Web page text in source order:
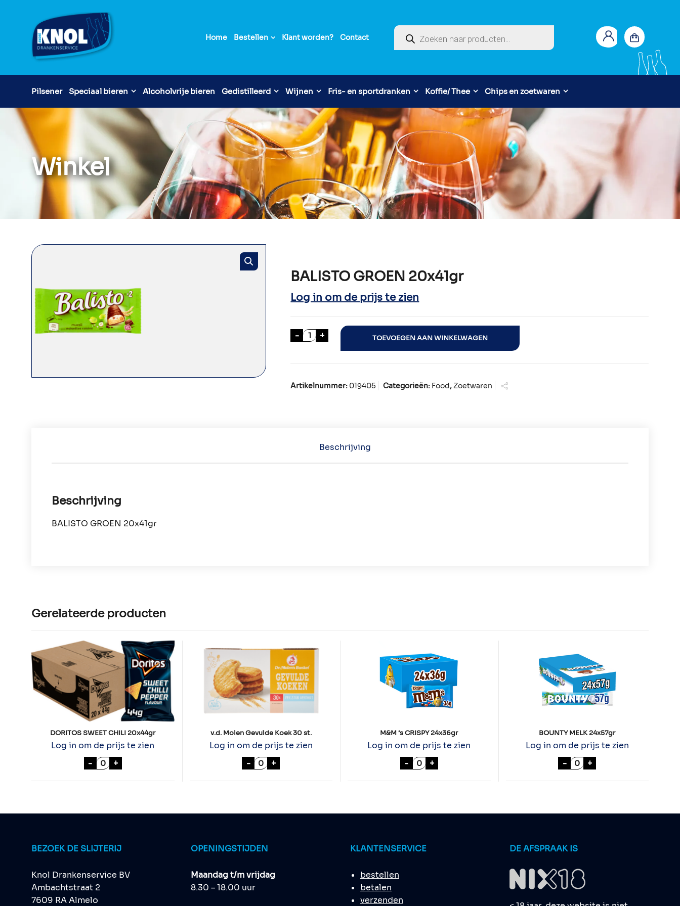
Home Bestellen Klant worden? Contact
Producten zoeken
Pilsener Speciaal bieren Alcoholvrije bieren Gedistilleerd Wijnen Fris- en sportdranken Koffie/ Thee Chips en zoetwaren
Winkel
BALISTO GROEN 20x41gr
Log in om de prijs te zien
- BALISTO GROEN 20x41gr aantal
+ TOEVOEGEN AAN WINKELWAGEN
Artikelnummer: 019405 Categorieën: Food,Zoetwaren
Beschrijving
Beschrijving
BALISTO GROEN 20x41gr
Gerelateerde producten
DORITOS SWEET CHILI 20x44gr
Log in om de prijs te zien
- DORITOS SWEET CHILI 20x44gr aantal
+
v.d. Molen Gevulde Koek 30 st.
Log in om de prijs te zien
- v.d. Molen Gevulde Koek 30 st. aantal
+
M&M ’s CRISPY 24x36gr
Log in om de prijs te zien
- M&M 's CRISPY 24x36gr aantal
+
BOUNTY MELK 24x57gr
Log in om de prijs te zien
- BOUNTY MELK 24x57gr
+
BEZOEK DE SLIJTERIJ
Knol Drankenservice BV
Ambachtstraat 2
7609 RA Almelo
OPENINGSTIJDEN
Maandag t/m vrijdag
8.30 – 18.00 uur
KLANTENSERVICE
bestellen
betalen
verzenden
DE AFSPRAAK IS